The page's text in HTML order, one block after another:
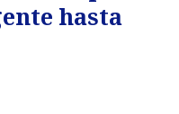
hasta